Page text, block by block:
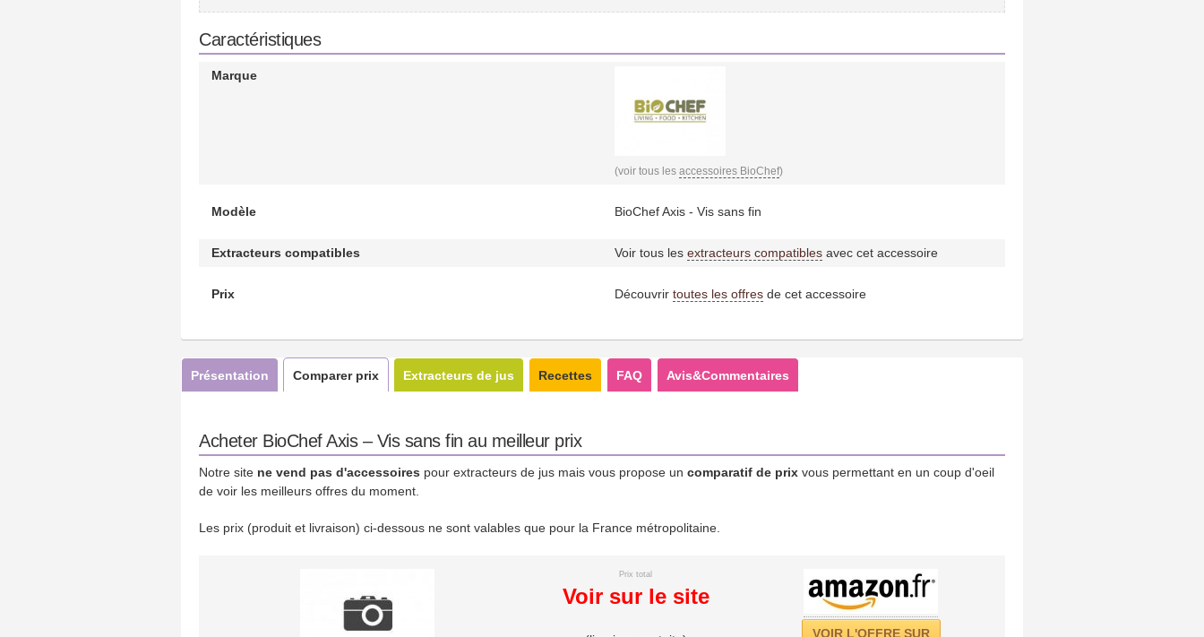
Caractéristiques
Marque
(voir tous les accessoires BioChef)
Modèle BioChef Axis - Vis sans fin
Extracteurs compatibles Voir tous les extracteurs compatiblesavec cet accessoire
Prix Découvrir toutes les offresde cet accessoire
Présentation Comparer prix Extracteurs de jus Recettes FAQ Avis&Commentaires
Acheter BioChef Axis – Vis sans fin au meilleur prix
Notre site ne vend pas d'accessoires pour extracteurs de jus mais vous propose un comparatif de prix vous permettant en un coup d'oeil
de voir les meilleurs offres du moment.
Les prix (produit et livraison) ci-dessous ne sont valables que pour la France métropolitaine.
Prix total
Voir sur le site
VOIR L'OFFRE SUR